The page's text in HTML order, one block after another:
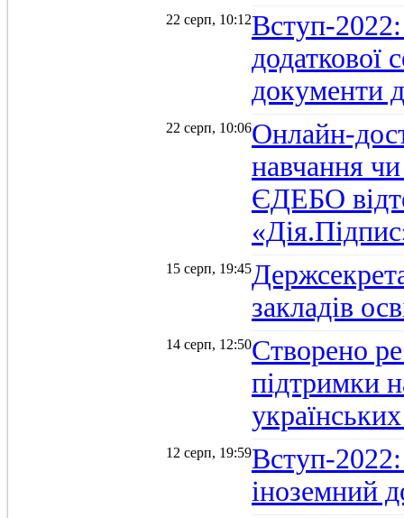
22 серп, 10:12Вступ-
додаткової
документи
22 серп, 10:06Онлайн-
навчання
ЄДЕБО
15 серп, 19:45
закладів
14 серп, 12:50Створено
підтримки
12 серп, 19:59Вступ-
іноземний